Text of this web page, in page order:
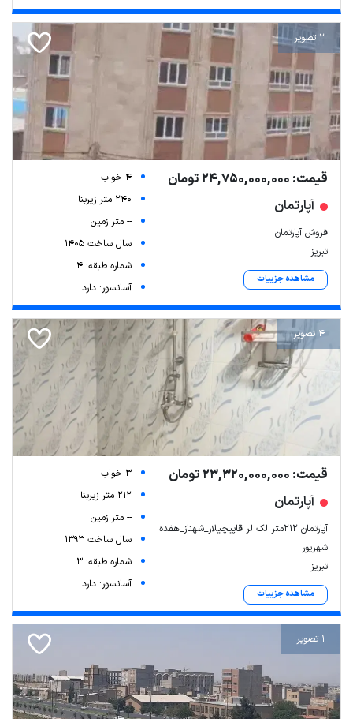
2 تصویر
قیمت: 24,750,000,000 تومان
آپارتمان
فروش آپارتمان
تبریز
مشاهده جزییات
4 خواب
240 متر زیربنا
-- متر زمین
سال ساخت 1405
شماره طبقه: 4
آسانسور: دارد
4 تصویر
قیمت: 23,320,000,000 تومان
آپارتمان
آپارتمان ۲۱۲متر لک لر قاپیچیلار_شهناز_هفده
شهریور
تبریز
مشاهده جزییات
3 خواب
212 متر زیربنا
-- متر زمین
سال ساخت 1393
شماره طبقه: 3
آسانسور: دارد
1 تصویر